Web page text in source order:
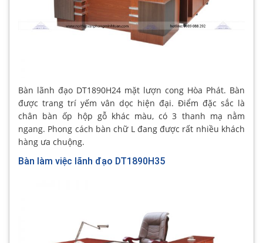
Bàn lãnh đạo DT1890H24 mặt lượn cong Hòa Phát. Bàn
được trang trí yếm vân dọc hiện đại. Điểm đặc sắc là
chân bàn ốp hộp gỗ khác màu, có 3 thanh mạ nằm
ngang. Phong cách bàn chữ L đang được rất nhiều khách
hàng ưa chuộng.
Bàn làm việc lãnh đạo DT1890H35